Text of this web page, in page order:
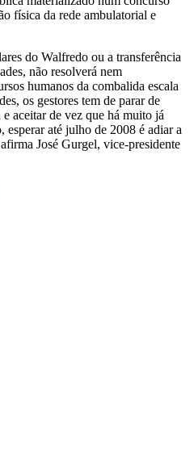
física da rede ambulatorial e
do Walfredo ou a transferência
não resolverá nem
humanos da combalida escala
os gestores tem de parar de
aceitar de vez que há muito já
esperar até julho de 2008 é adiar a
José Gurgel, vice-presidente